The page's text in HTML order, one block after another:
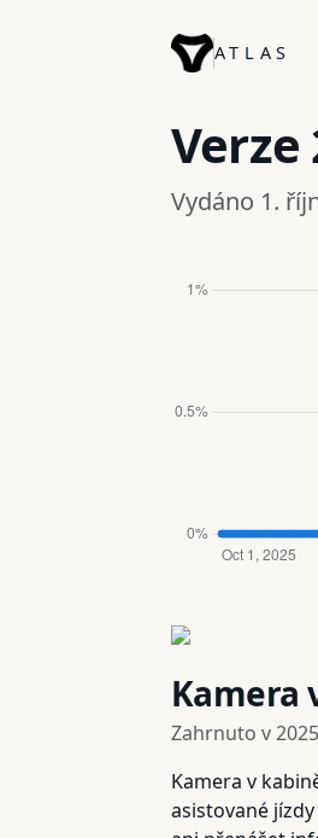
ATLAS
Verze
Vydáno 1.
Kamera
Zahrnuto v
Kamera v
asistované